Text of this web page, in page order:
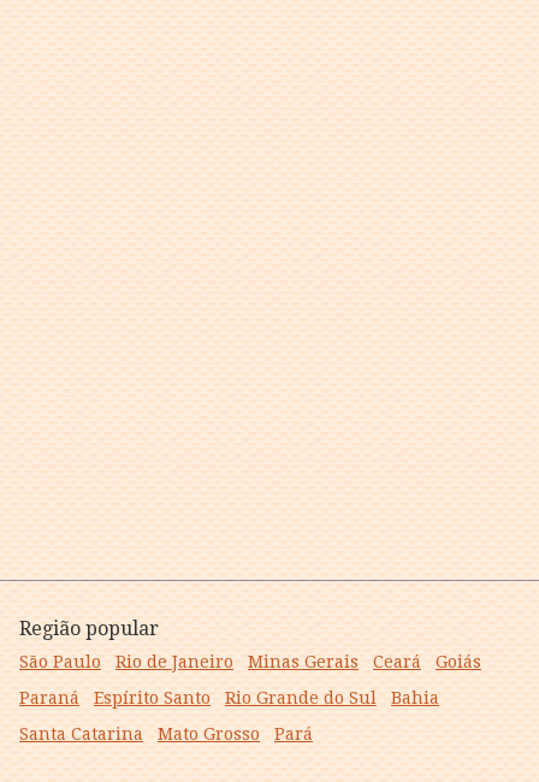
Região popular
São Paulo Rio de Janeiro Minas Gerais Ceará
Goiás
Paraná
Espírito Santo Rio Grande do Sul
Bahia
Santa Catarina
Mato Grosso Pará